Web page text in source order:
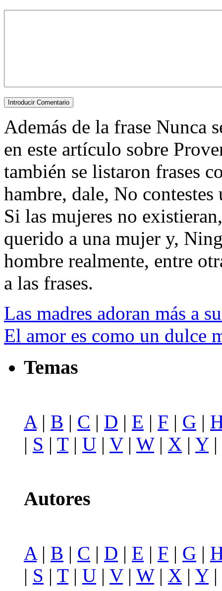
Además de la frase Nunca
en este artículo sobre
también se listaron frases
hambre, dale, No
Si las mujeres no
querido a una mujer y,
hombre realmente, entre
a las frases.
Las madres adoran más a
El amor es como un dulce
Temas
A| B | C | D | E | F | G |
| S | T| U | V| W| X | Y|
Autores
A | B | C | D | E | F | G |
| S | T| U | V| W| X | Y|